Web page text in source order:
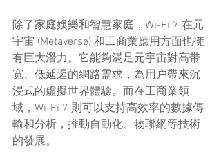
除了家庭娛樂和智慧家庭，Wi-Fi 7 在元
宇宙 (Metaverse) 和工商業應用方面也擁
有巨大潛力。它能夠滿足元宇宙對高带
宽、低延遲的網路需求，為用户帶來沉
浸式的虛擬世界體驗。而在工商業領
域，Wi-Fi 7 則可以支持高效率的數據傳
輸和分析，推動自動化、物聯網等技術
的發展。